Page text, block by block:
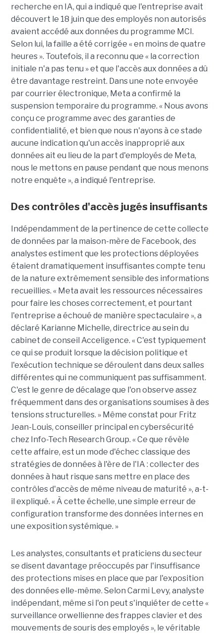
recherche en IA, qui a indiqué que l'entreprise avait
découvert le 18 juin que des employés non autorisés
avaient accédé aux données du programme MCI.
Selon lui, la faille a été corrigée « en moins de quatre
heures ». Toutefois, il a reconnu que « la correction
initiale n'a pas tenu » et que l'accès aux données a dû
être davantage restreint. Dans une note envoyée
par courrier électronique, Meta a confirmé la
suspension temporaire du programme. « Nous avons
conçu ce programme avec des garanties de
confidentialité, et bien que nous n'ayons à ce stade
aucune indication qu'un accès inapproprié aux
données ait eu lieu de la part d'employés de Meta,
nous le mettons en pause pendant que nous menons
notre enquête », a indiqué l'entreprise.
Des contrôles d'accès jugés insuffisants
Indépendamment de la pertinence de cette collecte
de données par la maison-mère de Facebook, des
analystes estiment que les protections déployées
étaient dramatiquement insuffisantes compte tenu
de la nature extrêmement sensible des informations
recueillies. « Meta avait les ressources nécessaires
pour faire les choses correctement, et pourtant
l'entreprise a échoué de manière spectaculaire », a
déclaré Karianne Michelle, directrice au sein du
cabinet de conseil Acceligence. « C'est typiquement
ce qui se produit lorsque la décision politique et
l'exécution technique se déroulent dans deux salles
différentes qui ne communiquent pas suffisamment.
C'est le genre de décalage que l'on observe assez
fréquemment dans des organisations soumises à des
tensions structurelles. » Même constat pour Fritz
Jean-Louis, conseiller principal en cybersécurité
chez Info-Tech Research Group. « Ce que révèle
cette affaire, est un mode d'échec classique des
stratégies de données à l'ère de l'IA : collecter des
données à haut risque sans mettre en place des
contrôles d'accès de même niveau de maturité », a-t-
il expliqué. « À cette échelle, une simple erreur de
configuration transforme des données internes en
une exposition systémique. »
Les analystes, consultants et praticiens du secteur
se disent davantage préoccupés par l'insuffisance
des protections mises en place que par l'exposition
des données elle-même. Selon Carmi Levy, analyste
indépendant, même si l'on peut s'inquiéter de cette «
surveillance orwellienne des frappes clavier et des
mouvements de souris des employés », le véritable